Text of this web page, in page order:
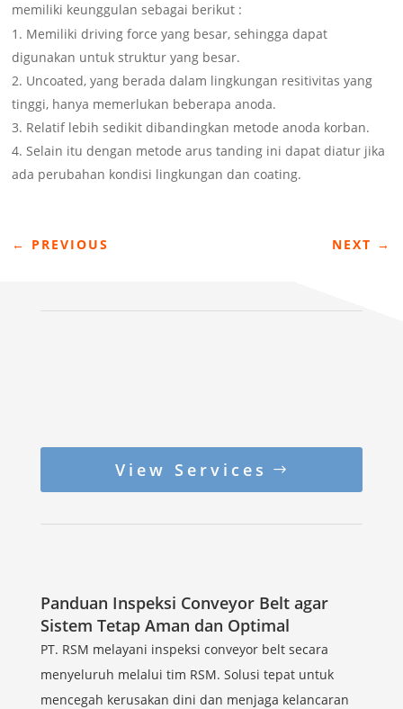
memiliki keunggulan sebagai berikut :
Memiliki driving force yang besar, sehingga dapat
digunakan untuk struktur yang besar.
Uncoated, yang berada dalam lingkungan resitivitas yang
tinggi, hanya memerlukan beberapa anoda.
Relatif lebih sedikit dibandingkan metode anoda korban.
Selain itu dengan metode arus tanding ini dapat diatur jika
ada perubahan kondisi lingkungan dan coating.
← PREVIOUS NEXT →
View Services
Panduan Inspeksi Conveyor Belt agar
Sistem Tetap Aman dan Optimal
PT. RSM melayani inspeksi conveyor belt secara
menyeluruh melalui tim RSM. Solusi tepat untuk
mencegah kerusakan dini dan menjaga kelancaran